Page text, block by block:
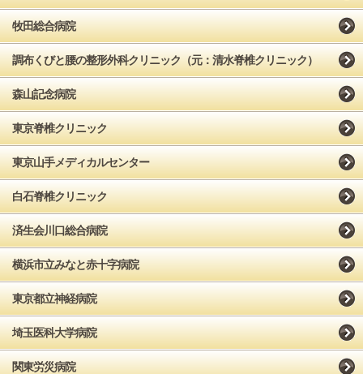
牧田総合病院
調布くびと腰の整形外科クリニック（元：清水脊椎クリニック）
森山記念病院
東京脊椎クリニック
東京山手メディカルセンター
白石脊椎クリニック
済生会川口総合病院
横浜市立みなと赤十字病院
東京都立神経病院
埼玉医科大学病院
関東労災病院